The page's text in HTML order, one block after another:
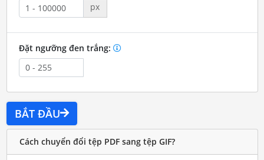
px
Đặt ngưỡng đen trắng:
BẮT ĐẦU
Cách chuyển đổi tệp PDF sang tệp GIF?